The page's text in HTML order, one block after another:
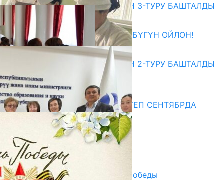
ЖОЖДОРГО КАБЫЛ АЛУУНУН 3-ТУРУ БАШТАЛДЫ
27.07.2026
ӨЗҮҢДҮН КЕЛЕЧЕГИҢ ҮЧҮН БҮГҮН ОЙЛОН!
20.07.2026
ЖОЖДОРГО КАБЫЛ АЛУУНУН 2-ТУРУ БАШТАЛДЫ
20.07.2026
Медиа
СУЗАКТА 750 ОРУНДУУ МЕКТЕП СЕНТЯБРДА
ПАЙДАЛАНУУГА БЕРИЛЕТ
07.08.2025
Улуу Жеңиштин жандуу сөзү
29.04.2025
Награды в преддверии Дня Победы